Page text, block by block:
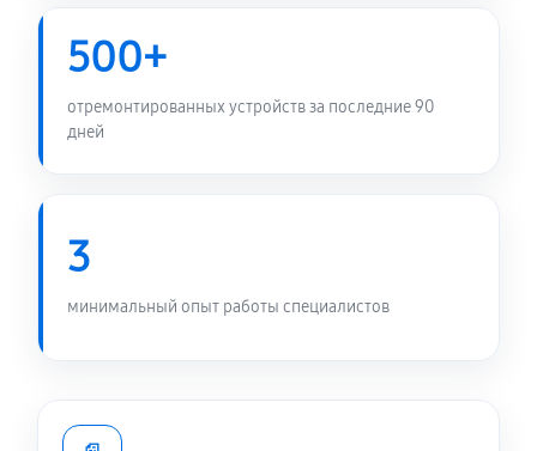
B1400CEAEEK2241R
1260 руб
Замена звуковой карты
Замена тачпада ноутбука Asus B1
B1400CEAEEK2241R
3120 руб 80 минут
500+
отремонтированных устройств за последние 90
дней
3
минимальный опыт работы специалистов